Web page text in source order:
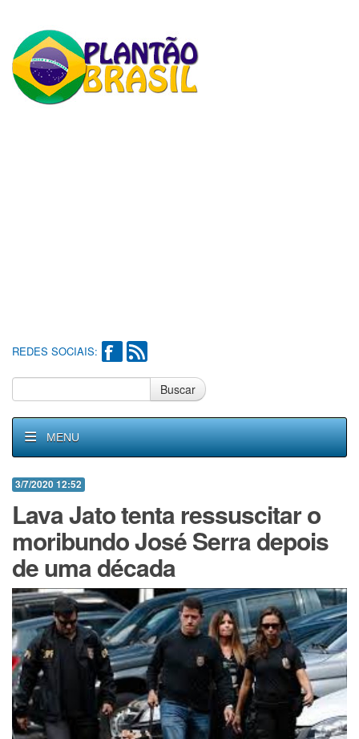
REDES SOCIAIS:
Buscar
MENU
3/7/2020 12:52
Lava Jato tenta ressuscitar o
moribundo José Serra depois
de uma década